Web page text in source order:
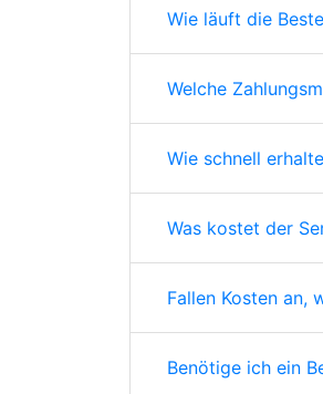
Wie läuft die
Welche
Wie schnell
Was kostet der
Fallen Kosten an,
Benötige ich ein